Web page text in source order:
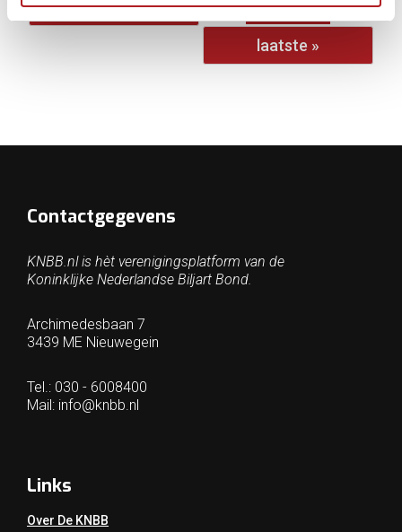
…
volgende ›
laatste »
Contactgegevens
KNBB.nl is hèt verenigingsplatform van de
Koninklijke Nederlandse Biljart Bond.
Archimedesbaan 7
3439 ME Nieuwegein
Tel.: 030 - 6008400
Mail: info@knbb.nl
Links
Over De KNBB